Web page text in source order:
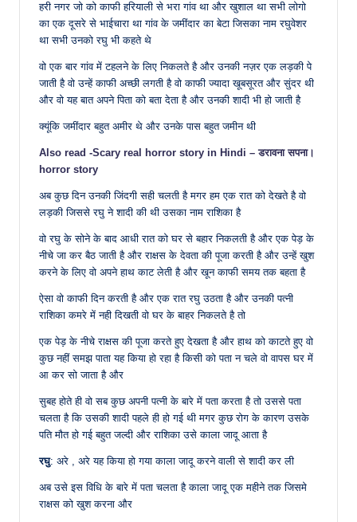
हरी नगर जो को काफी हरियाली से भरा गांव था और खुशाल था सभी लोगो
का एक दूसरे से भाईचारा था गांव के जमींदार का बेटा जिसका नाम रघुवेशर
था सभी उनको रघु भी कहते थे
वो एक बार गांव में टहलने के लिए निकलते है और उनकी नज़र एक लड़की पे
जाती है वो उन्हें काफी अच्छी लगती है वो काफी ज्यादा खूबसूरत और सुंदर थी
और वो यह बात अपने पिता को बता देता है और उनकी शादी भी हो जाती है
क्यूंकि जमींदार बहुत अमीर थे और उनके पास बहुत जमीन थी
Also read -Scary real horror story in Hindi – डरावना सपना।
horror story
अब कुछ दिन उनकी जिंदगी सही चलती है मगर हम एक रात को देखते है वो
लड़की जिससे रघु ने शादी की थी उसका नाम राशिका है
वो रघु के सोने के बाद आधी रात को घर से बहार निकलती है और एक पेड़ के
नीचे जा कर बैठ जाती है और राक्षस के देवता की पूजा करती है और उन्हें खुश
करने के लिए वो अपने हाथ काट लेती है और खून काफी समय तक बहता है
ऐसा वो काफी दिन करती है और एक रात रघु उठता है और उनकी पत्नी
राशिका कमरे में नही दिखती वो घर के बाहर निकलते है तो
एक पेड़ के नीचे राक्षस की पूजा करते हुए देखता है और हाथ को काटते हुए वो
कुछ नहीं समझ पाता यह किया हो रहा है किसी को पता न चले वो वापस घर में
आ कर सो जाता है और
सुबह होते ही वो सब कुछ अपनी पत्नी के बारे में पता करता है तो उससे पता
चलता है कि उसकी शादी पहले ही हो गई थी मगर कुछ रोग के कारण उसके
पति मौत हो गई बहुत जल्दी और राशिका उसे काला जादू आता है
रघु: अरे , अरे यह किया हो गया काला जादू करने वाली से शादी कर ली
अब उसे इस विधि के बारे में पता चलता है काला जादू एक महीने तक जिसमे
राक्षस को खुश करना और